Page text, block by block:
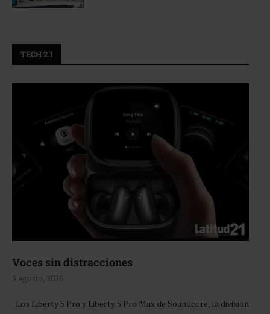
TECH 2.1
Voces sin distracciones
5 agosto, 2026
Los Liberty 5 Pro y Liberty 5 Pro Max de Soundcore, la división